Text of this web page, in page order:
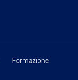
Formazione